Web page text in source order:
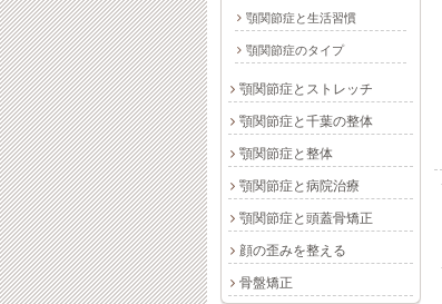
顎関節症と生活習慣
顎関節症のタイプ
顎関節症とストレッチ
顎関節症と千葉の整体
顎関節症と整体
顎関節症と病院治療
顎関節症と頭蓋骨矯正
顔の歪みを整える
骨盤矯正